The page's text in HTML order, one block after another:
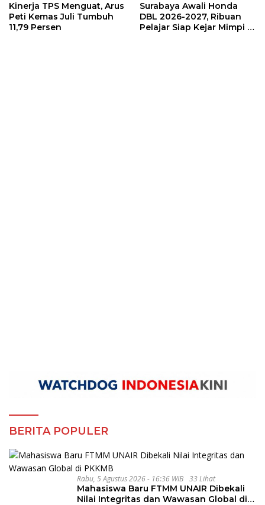
Kinerja TPS Menguat, Arus
Peti Kemas Juli Tumbuh
11,79 Persen
Surabaya Awali Honda
DBL 2026-2027, Ribuan
Pelajar Siap Kejar Mimpi di
BERITA POPULER
Rabu, 5 Agustus 2026 - 16:36 WIB 33 Lihat
Mahasiswa Baru FTMM UNAIR Dibekali
Nilai Integritas dan Wawasan Global di